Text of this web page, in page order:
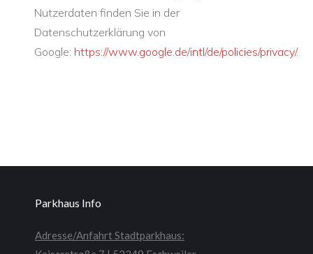
Nutzerdaten finden Sie in der
Datenschutzerklärung von
Google: https://www.google.de/intl/de/policies/privacy/.
Parkhaus Info
Adresse/Anfahrt Stadtparkhaus: